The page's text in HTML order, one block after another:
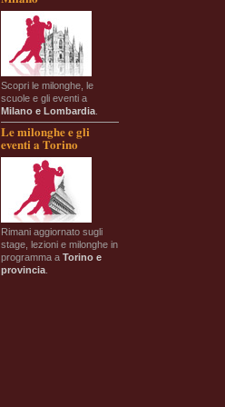
Scopri le milonghe, le
scuole e gli eventi a
Milano e Lombardia
Le milonghe e gli
eventi a Torino
Rimani aggiornato sugli
stage, lezioni e milonghe in
programma a Torino e
provincia